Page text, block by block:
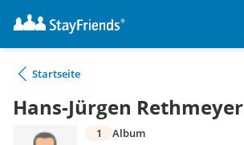
Startseite
Hans-Jürgen Rethmeyer
1 Album